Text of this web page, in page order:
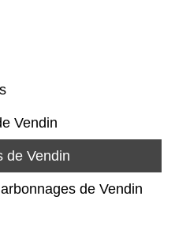
Vendin
de Vendin
de Vendin